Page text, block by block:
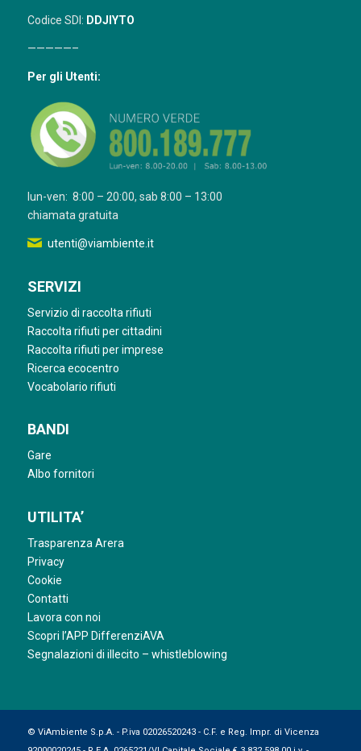
Codice SDI: DDJIYTO
—————–
Per gli Utenti:
lun-ven: 8:00 – 20:00, sab 8:00 – 13:00
chiamata gratuita
utenti@viambiente.it
SERVIZI
Servizio di raccolta rifiuti
Raccolta rifiuti per cittadini
Raccolta rifiuti per imprese
Ricerca ecocentro
Vocabolario rifiuti
BANDI
Gare
Albo fornitori
UTILITA’
Trasparenza Arera
Privacy
Cookie
Contatti
Lavora con noi
Scopri l’APP DifferenziAVA
Segnalazioni di illecito – whistleblowing
© ViAmbiente S.p.A. - P.iva 02026520243 - C.F. e Reg. Impr. di Vicenza